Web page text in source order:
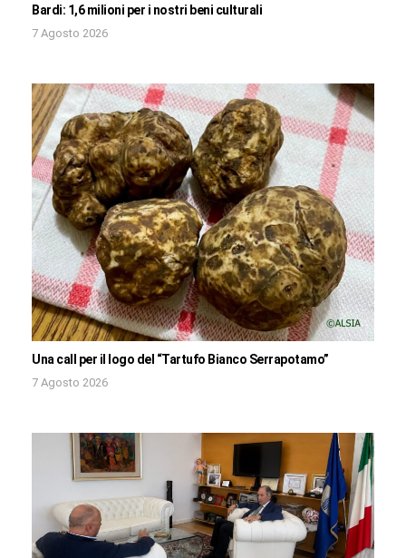
Bardi: 1,6 milioni per i nostri beni culturali
7 Agosto 2026
Una call per il logo del “Tartufo Bianco Serrapotamo”
7 Agosto 2026